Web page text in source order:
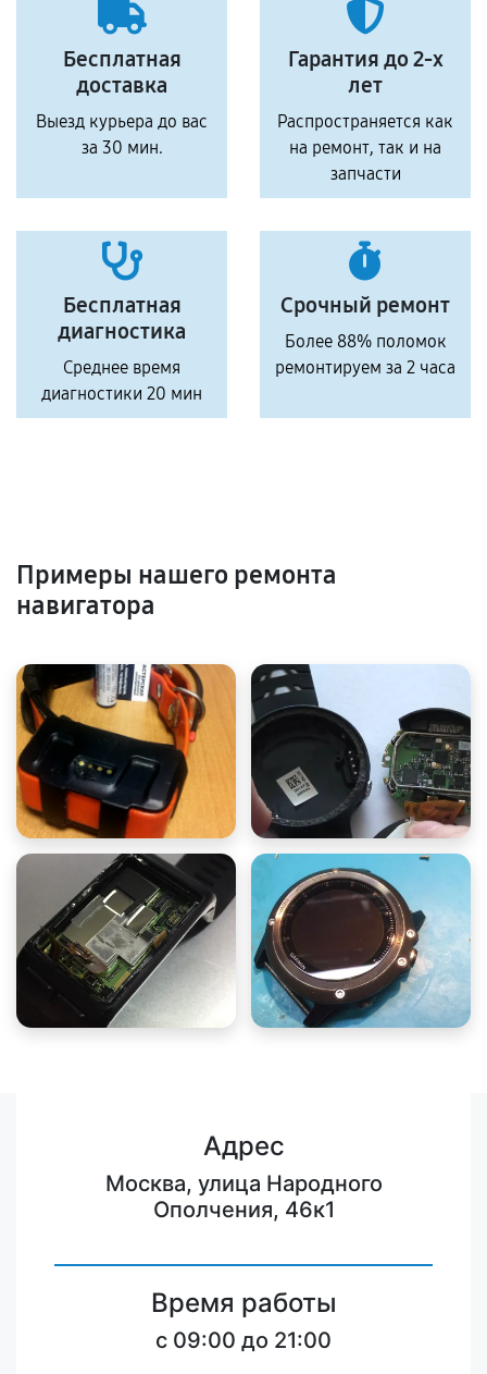
Бесплатная
доставка
Выезд курьера до вас
за 30 мин.
Гарантия до 2-х
лет
Распространяется как
на ремонт, так и на
запчасти
Бесплатная
диагностика
Среднее время
диагностики 20 мин
Срочный ремонт
Более 88% поломок
ремонтируем за 2 часа
Примеры нашего ремонта
навигатора
Адрес
Москва, улица Народного
Ополчения, 46к1
Время работы
c 09:00 до 21:00